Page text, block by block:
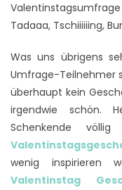
Tadaaa, Tschiiiiiing,
Was uns übrigens
Umfrage-Teilnehmer
überhaupt kein
irgendwie schön.
Schenkende
wenig inspirieren
Valentinstag